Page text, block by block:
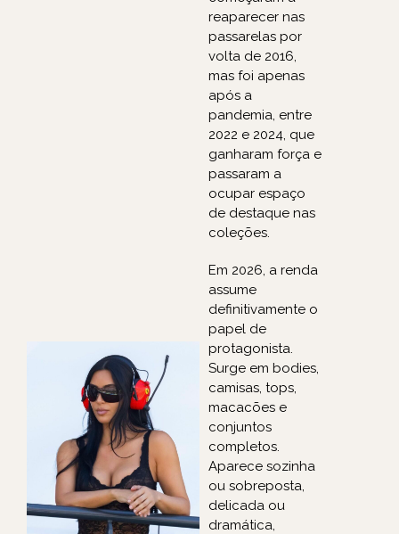
reaparecer nas
passarelas por
volta de 2016,
mas foi apenas
após a
pandemia, entre
2022 e 2024, que
ganharam força e
passaram a
ocupar espaço
de destaque nas
coleções.
Em 2026, a renda
assume
definitivamente o
papel de
protagonista.
Surge em bodies,
camisas, tops,
macacões e
conjuntos
completos.
Aparece sozinha
ou sobreposta,
delicada ou
dramática,